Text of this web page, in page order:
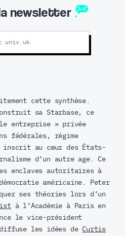
newsletter
cette synthèse.
sa Starbase, ce
entreprise » privée
fédérales, régime
au cœur des États-
d’un autre age. Ce
enclaves autoritaires à
américaine. Peter
ses théories lors d’un
à l’Académie à Paris en
le vice-président
les idées de Curtis